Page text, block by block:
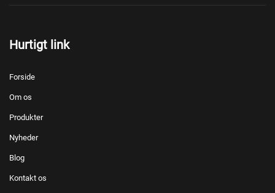
Hurtigt link
Forside
Om os
Produkter
Nyheder
Blog
Kontakt os